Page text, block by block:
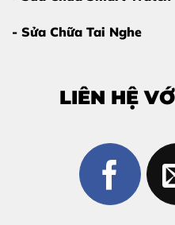
- Sửa Chữa Tai Nghe
LIÊN HỆ